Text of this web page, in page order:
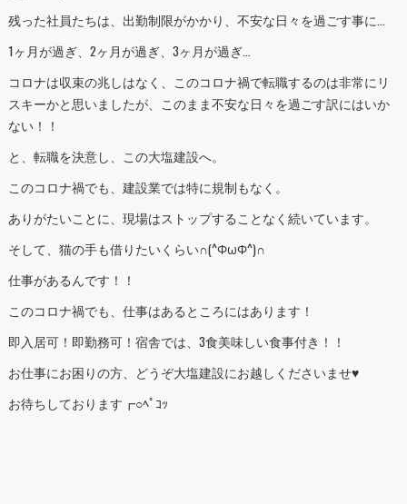
残った社員たちは、出勤制限がかかり、不安な日々を過ごす事に…
1ヶ月が過ぎ、2ヶ月が過ぎ、3ヶ月が過ぎ…
コロナは収束の兆しはなく、このコロナ禍で転職するのは非常にリ
スキーかと思いましたが、このまま不安な日々を過ごす訳にはいか
ない！！
と、転職を決意し、この大塩建設へ。
このコロナ禍でも、建設業では特に規制もなく。
ありがたいことに、現場はストップすることなく続いています。
そして、猫の手も借りたいくらい∩(^ΦωΦ^)∩
仕事があるんです！！
このコロナ禍でも、仕事はあるところにはあります！
即入居可！即勤務可！宿舎では、3食美味しい食事付き！！
お仕事にお困りの方、どうぞ大塩建設にお越しくださいませ♥
お待ちしております┏○ﾍﾟｺｯ